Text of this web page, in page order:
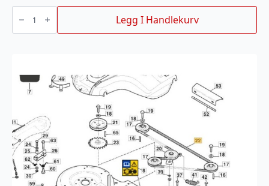
DRIVREIM
HUSQVARNA
RIDER
213
Legg I Handlekurv